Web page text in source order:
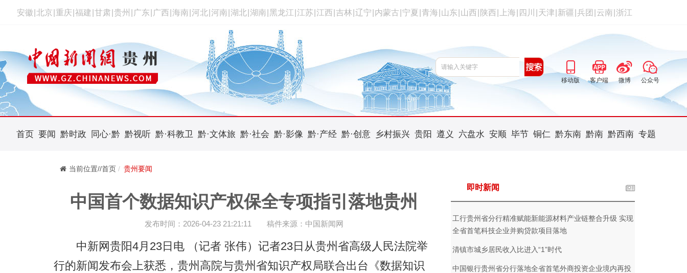
安徽 北京 重庆 福建 甘肃 贵州 广东 广西 海南 河北 河南 湖北 湖南 黑龙江 江苏 江西 吉林 辽宁 内蒙古 宁夏 青海 山东 山西 陕西 上海 四川 天津 新疆 兵团 云南 浙江
移动版 客户端 微博 公众号
首页 要闻 黔时政 同心·黔 黔视听 黔·科教卫 黔·文体旅 黔·社会 黔·影像 黔·产经 黔·创意 乡村振兴 贵阳 遵义 六盘水 安顺 毕节 铜仁 黔东南 黔南 黔西南 专题
当前位置//首页 贵州要闻
中国首个数据知识产权保全专项指引落地贵州
发布时间：2026-04-23 21:21:11 稿件来源：中国新闻网
中新网贵阳4月23日电 （记者 张伟）记者23日从贵州省高级人民法院举
行的新闻发布会上获悉，贵州高院与贵州省知识产权局联合出台《数据知识
即时新闻
工行贵州省分行精准赋能新能源材料产业链整合升级 实现
全省首笔科技企业并购贷款项目落地
清镇市城乡居民收入比进入“1”时代
中国银行贵州省分行落地全省首笔外商投资企业境内再投